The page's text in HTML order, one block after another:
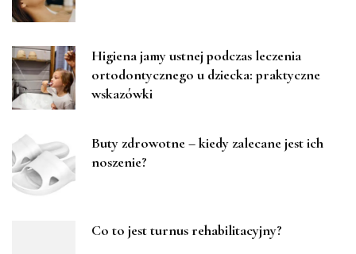
Higiena jamy ustnej podczas leczenia
ortodontycznego u dziecka: praktyczne
wskazówki
Buty zdrowotne – kiedy zalecane jest ich
noszenie?
Co to jest turnus rehabilitacyjny?